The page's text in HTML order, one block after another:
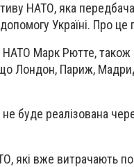
НАТО, яка
Україні. Про це
Марк Рютте, також
Лондон, Париж,
буде реалізована
які вже витрачають